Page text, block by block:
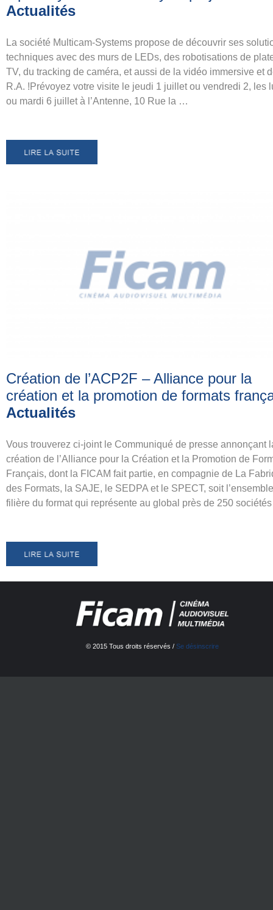
Actualités
La société Multicam-Systems propose de découvrir ses
techniques avec des murs de LEDs, des robotisations de
TV, du tracking de caméra, et aussi de la vidéo immersive et
R.A. !Prévoyez votre visite le jeudi 1 juillet ou vendredi 2, les
ou mardi 6 juillet à l’Antenne, 10 Rue la …
Création de l’ACP2F – Alliance pour la
création et la promotion de formats
Actualités
Vous trouverez ci-joint le Communiqué de presse annonçant
création de l’Alliance pour la Création et la Promotion de
Français, dont la FICAM fait partie, en compagnie de La
des Formats, la SAJE, le SEDPA et le SPECT, soit
filière du format qui représente au global près de 250
© 2015 Tous droits réservés / Se désinscrire